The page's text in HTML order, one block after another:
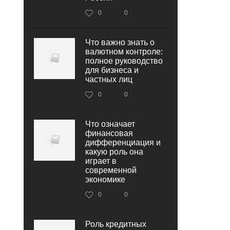
0 0
Что важно знать о
валютном контроле:
полное руководство
для бизнеса и
частных лиц
0 0
Что означает
финансовая
дифференциация и
какую роль она
играет в
современной
экономике
0 0
Роль кредитных